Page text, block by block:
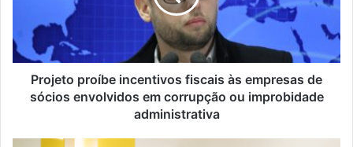
Projeto proíbe incentivos fiscais às empresas de
sócios envolvidos em corrupção ou improbidade
administrativa